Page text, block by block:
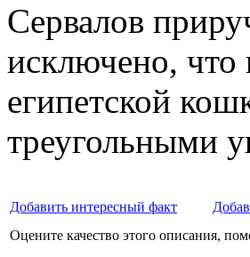
Сервалов
исключено, что
египетской
треугольными
Добавить интересный факт
Оцените качество этого описания,